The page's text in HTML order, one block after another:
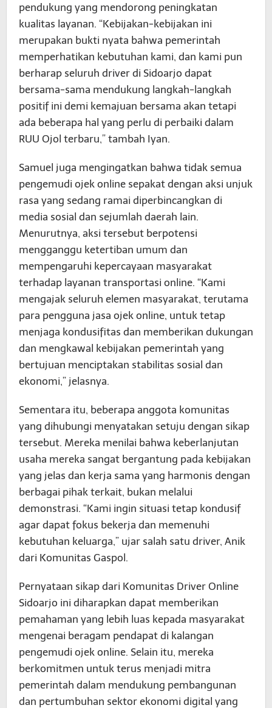
pendukung yang mendorong peningkatan
kualitas layanan. “Kebijakan-kebijakan ini
merupakan bukti nyata bahwa pemerintah
memperhatikan kebutuhan kami, dan kami pun
berharap seluruh driver di Sidoarjo dapat
bersama-sama mendukung langkah-langkah
positif ini demi kemajuan bersama akan tetapi
ada beberapa hal yang perlu di perbaiki dalam
RUU Ojol terbaru,” tambah Iyan.
Samuel juga mengingatkan bahwa tidak semua
pengemudi ojek online sepakat dengan aksi unjuk
rasa yang sedang ramai diperbincangkan di
media sosial dan sejumlah daerah lain.
Menurutnya, aksi tersebut berpotensi
mengganggu ketertiban umum dan
mempengaruhi kepercayaan masyarakat
terhadap layanan transportasi online. “Kami
mengajak seluruh elemen masyarakat, terutama
para pengguna jasa ojek online, untuk tetap
menjaga kondusifitas dan memberikan dukungan
dan mengkawal kebijakan pemerintah yang
bertujuan menciptakan stabilitas sosial dan
ekonomi,” jelasnya.
Sementara itu, beberapa anggota komunitas
yang dihubungi menyatakan setuju dengan sikap
tersebut. Mereka menilai bahwa keberlanjutan
usaha mereka sangat bergantung pada kebijakan
yang jelas dan kerja sama yang harmonis dengan
berbagai pihak terkait, bukan melalui
demonstrasi. “Kami ingin situasi tetap kondusif
agar dapat fokus bekerja dan memenuhi
kebutuhan keluarga,” ujar salah satu driver, Anik
dari Komunitas Gaspol.
Pernyataan sikap dari Komunitas Driver Online
Sidoarjo ini diharapkan dapat memberikan
pemahaman yang lebih luas kepada masyarakat
mengenai beragam pendapat di kalangan
pengemudi ojek online. Selain itu, mereka
berkomitmen untuk terus menjadi mitra
pemerintah dalam mendukung pembangunan
dan pertumbuhan sektor ekonomi digital yang